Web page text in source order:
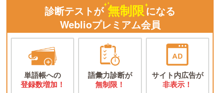
診断テストが 無制限になる
Weblioプレミアム会員
単語帳への
登録数増加！
語彙力診断が
無制限！
サイト内広告が
非表示！